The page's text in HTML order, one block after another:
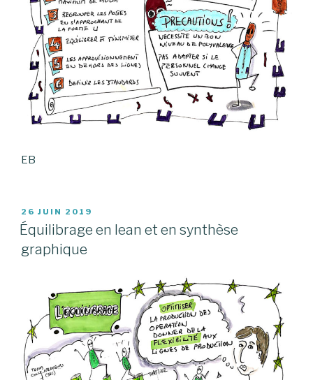
EB
PUBLIÉ
LE
26 JUIN 2019
Équilibrage en lean et en synthèse
graphique